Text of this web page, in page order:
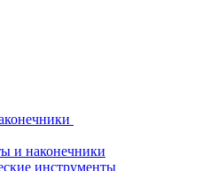
и наконечники
инструменты